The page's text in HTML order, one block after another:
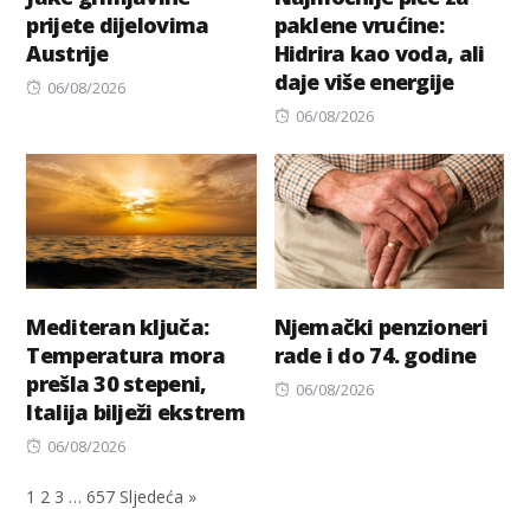
prijete dijelovima
Austrije
Posted
06/08/2026
paklene vrućine:
Hidrira kao voda, ali
daje više energije
Posted
06/08/2026
Mediteran ključa:
Temperatura mora
prešla 30 stepeni,
Italija bilježi ekstrem
Posted
06/08/2026
Njemački penzioneri
rade i do 74. godine
Posted
06/08/2026
1 2 3 … 657 Sljedeća »